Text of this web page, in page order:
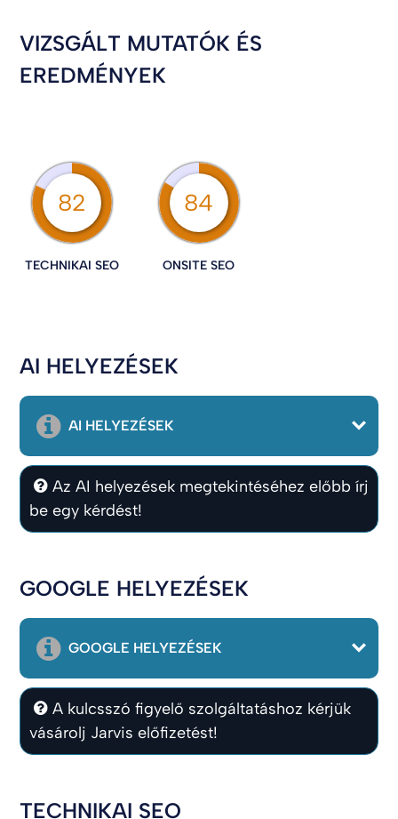
VIZSGÁLT MUTATÓK ÉS
EREDMÉNYEK
82
TECHNIKAI SEO
84
ONSITE SEO
AI HELYEZÉSEK
AI HELYEZÉSEK
Az AI helyezések megtekintéséhez előbb írj
be egy kérdést!
GOOGLE HELYEZÉSEK
GOOGLE HELYEZÉSEK
A kulcsszó figyelő szolgáltatáshoz kérjük
vásárolj Jarvis előfizetést!
TECHNIKAI SEO